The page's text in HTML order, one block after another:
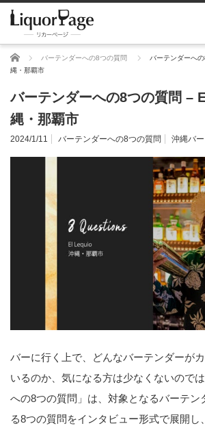
ホーム バーテンダーへの8つの質問
バーテンダーへ
縄・那覇市
バーテンダーへの8つの質問 –
縄・那覇市
2024/1/11 バーテンダーへの8つの質問 沖縄バー
バーに行く上で、どんなバーテンダーが
いるのか、気になる方は少なくないので
への8つの質問」は、対象となるバーテン
る8つの質問をインタビュー形式で展開し